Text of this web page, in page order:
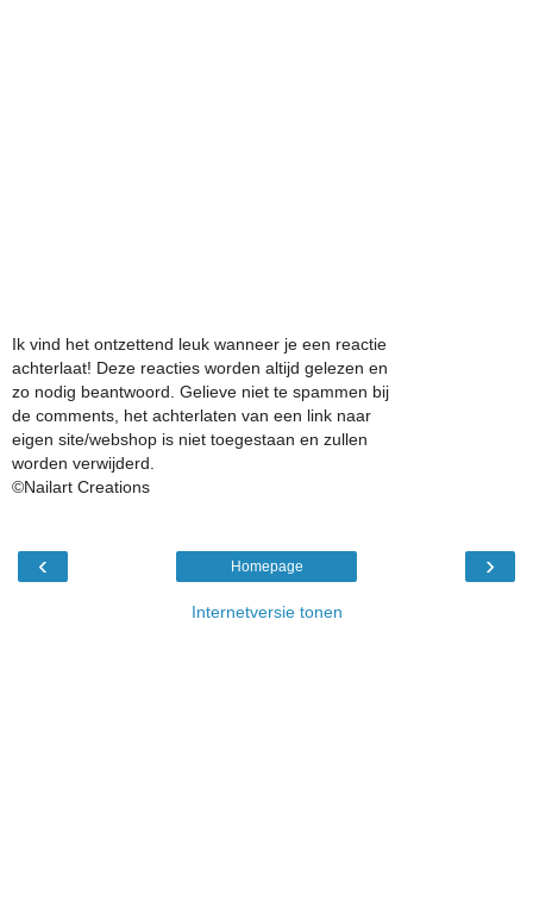
Ik vind het ontzettend leuk wanneer je een reactie
achterlaat! Deze reacties worden altijd gelezen en
zo nodig beantwoord. Gelieve niet te spammen bij
de comments, het achterlaten van een link naar
eigen site/webshop is niet toegestaan en zullen
worden verwijderd.
©Nailart Creations
‹ ›
Homepage
Internetversie tonen